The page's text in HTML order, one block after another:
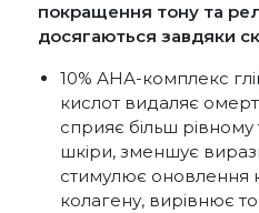
покращення тону та
досягаються завдяки
10% АНА-комплекс
кислот видаляє
сприяє більш
шкіри, зменшує
стимулює оновлення
колагену, вирівнює